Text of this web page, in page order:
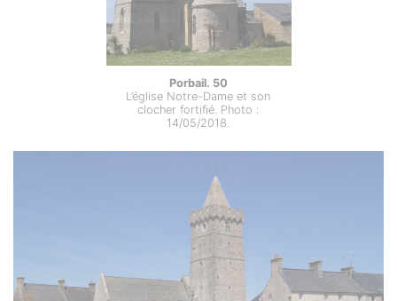
Porbail. 50
L’église Notre-Dame et son
clocher fortifié. Photo :
14/05/2018.